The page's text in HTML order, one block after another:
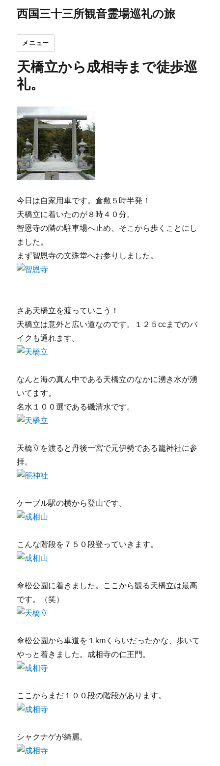
西国三十三所観音霊場巡礼の旅
メニュー
天橋立から成相寺まで徒歩巡
礼。
今日は自家用車です。倉敷５時半発！
天橋立に着いたのが８時４０分。
智恩寺の隣の駐車場へ止め、そこから歩くことにし
ました。
まず智恩寺の文殊堂へお参りしました。
さあ天橋立を渡っていこう！
天橋立は意外と広い道なのです。１２５ccまでのバ
イクも通れます。
なんと海の真ん中である天橋立のなかに湧き水が湧
いてます。
名水１００選である磯清水です。
天橋立を渡ると丹後一宮で元伊勢である籠神社に参
拝。
ケーブル駅の横から登山です。
こんな階段を７５０段登っていきます。
傘松公園に着きました。ここから観る天橋立は最高
です。（笑）
傘松公園から車道を１kmくらいだったかな、歩いて
やっと着きました。成相寺の仁王門。
ここからまだ１００段の階段があります。
シャクナゲが綺麗。